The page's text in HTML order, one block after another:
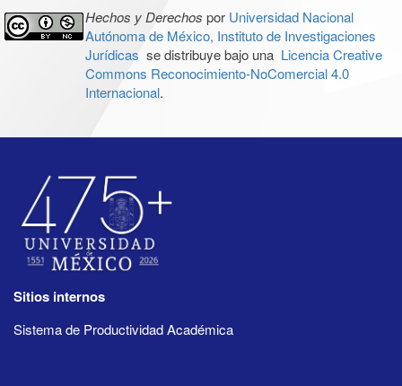
Hechos y Derechos por Universidad Nacional
Autónoma de México, Instituto de Investigaciones
Jurídicas se distribuye bajo una Licencia Creative
Commons Reconocimiento-NoComercial 4.0
Internacional.
Sitios internos
Sistema de Productividad Académica